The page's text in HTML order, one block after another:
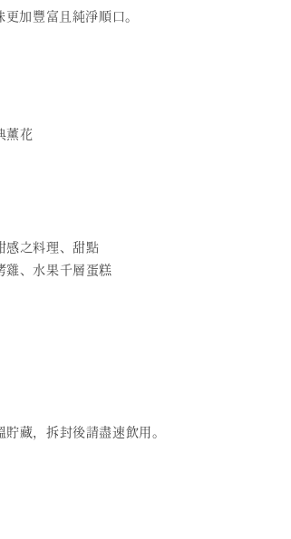
加豐富且純淨順口。
薰花
感之料理、甜點
、水果千層蛋糕
藏，拆封後請盡速飲用。